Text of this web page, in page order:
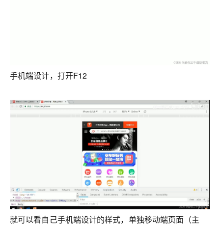
手机端设计，打开F12
就可以看自己手机端设计的样式，单独移动端页面（主